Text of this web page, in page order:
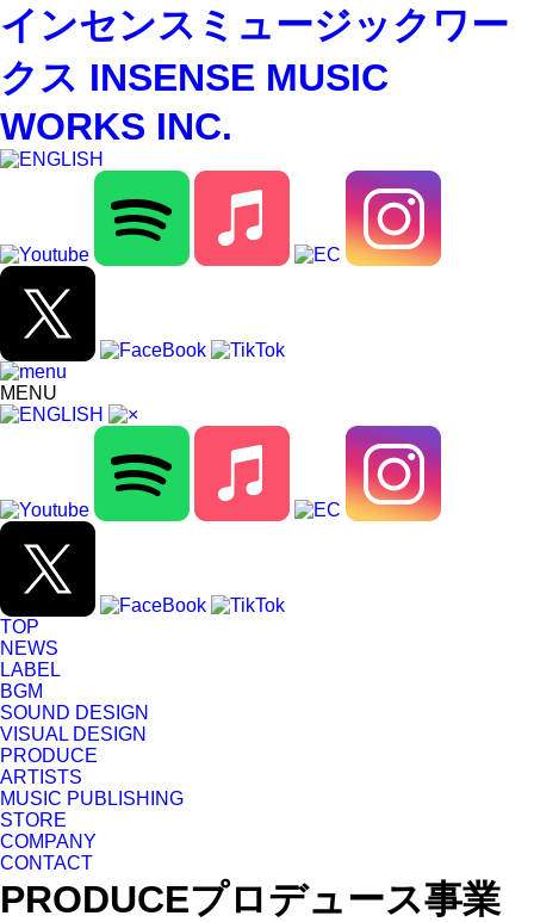
インセンスミュージックワー
クス INSENSE MUSIC
WORKS INC.
MENU
TOP
NEWS
LABEL
BGM
SOUND DESIGN
VISUAL DESIGN
PRODUCE
ARTISTS
MUSIC PUBLISHING
STORE
COMPANY
CONTACT
PRODUCEプロデュース事業